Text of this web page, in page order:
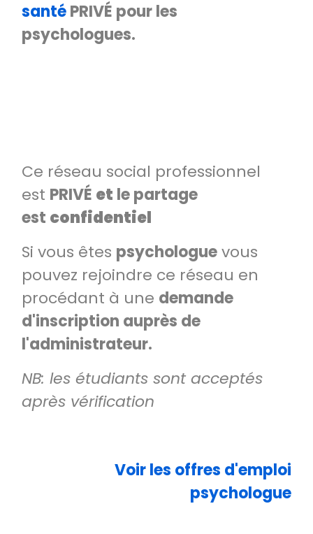
santéPRIVÉ pour les
psychologues.
Ce réseau social professionnel
est PRIVÉ et le partage
est confidentiel
Si vous êtes psychologuevous
pouvez rejoindre ce réseau en
procédant à une demande
d'inscription auprès de
l'administrateur.
NB: les étudiants sont acceptés
après vérification
Voir les offres d'emploi
psychologue